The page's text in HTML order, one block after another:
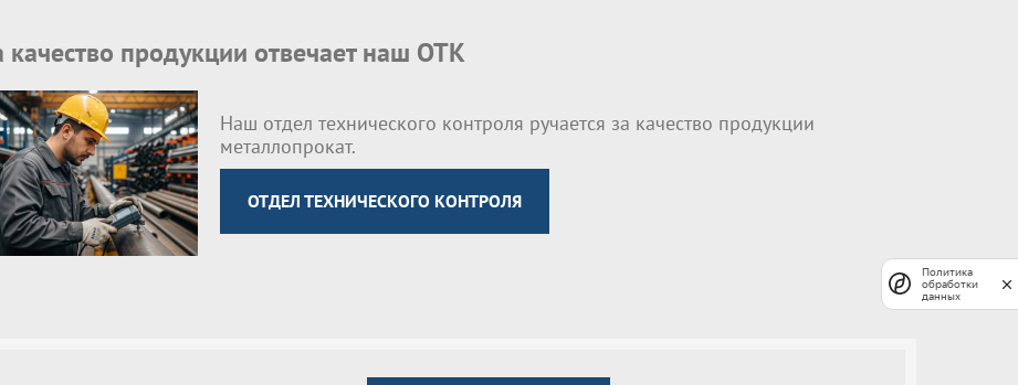
качество продукции отвечает наш ОТК
Наш отдел технического контроля ручается за качество продукции
металлопрокат.
ОТДЕЛ ТЕХНИЧЕСКОГО КОНТРОЛЯ
Политика
обработки
данных